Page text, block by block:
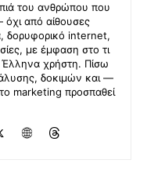
του ανθρώπου που
όχι από αίθουσες
δορυφορικό internet,
με έμφαση στο τι
Έλληνα χρήστη. Πίσω
δοκιμών και —
marketing προσπαθεί